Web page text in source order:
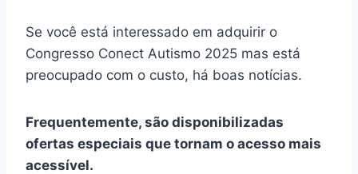
Se você está interessado em adquirir o
Congresso Conect Autismo 2025 mas está
preocupado com o custo, há boas notícias.
Frequentemente, são disponibilizadas
ofertas especiais que tornam o acesso mais
acessível.